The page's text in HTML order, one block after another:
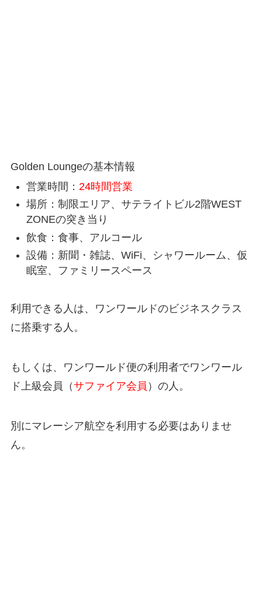
Golden Loungeの基本情報
営業時間： 24時間営業
場所：制限エリア、サテライトビル2階WEST
ZONEの突き当り
飲食：食事、アルコール
設備：新聞・雑誌、WiFi、シャワールーム、仮
眠室、ファミリースペース
利用できる人は、ワンワールドのビジネスクラス
に搭乗する人。
もしくは、ワンワールド便の利用者でワンワール
ド上級会員（サファイア会員 ）の人。
別にマレーシア航空を利用する必要はありませ
ん。